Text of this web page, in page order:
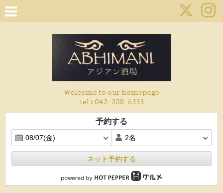
Welcome to our homepage
tel : 042-208-6333
予約する
ネット予約する